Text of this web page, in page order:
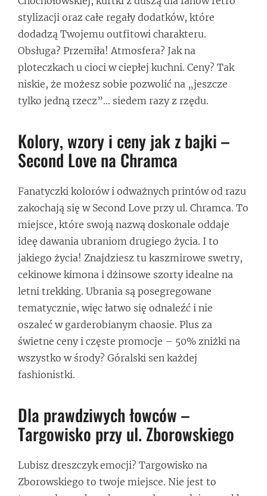
stylizacji oraz całe regały dodatków, które
dodadzą Twojemu outfitowi charakteru.
Obsługa? Przemiła! Atmosfera? Jak na
ploteczkach u cioci w ciepłej kuchni. Ceny? Tak
niskie, że możesz sobie pozwolić na „jeszcze
tylko jedną rzecz”… siedem razy z rzędu.
Kolory, wzory i ceny jak z bajki –
Second Love na Chramca
Fanatyczki kolorów i odważnych printów od razu
zakochają się w Second Love przy ul. Chramca. To
miejsce, które swoją nazwą doskonale oddaje
ideę dawania ubraniom drugiego życia. I to
jakiego życia! Znajdziesz tu kaszmirowe swetry,
cekinowe kimona i dżinsowe szorty idealne na
letni trekking. Ubrania są posegregowane
tematycznie, więc łatwo się odnaleźć i nie
oszaleć w garderobianym chaosie. Plus za
świetne ceny i częste promocje – 50% zniżki na
wszystko w środy? Góralski sen każdej
fashionistki.
Dla prawdziwych łowców –
Targowisko przy ul. Zborowskiego
Lubisz dreszczyk emocji? Targowisko na
Zborowskiego to twoje miejsce. Nie jest to